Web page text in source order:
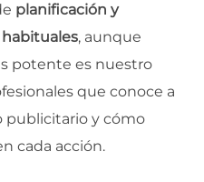
planificación y
, aunque
potente es nuestro
que conoce a
publicitario y cómo
cada acción.